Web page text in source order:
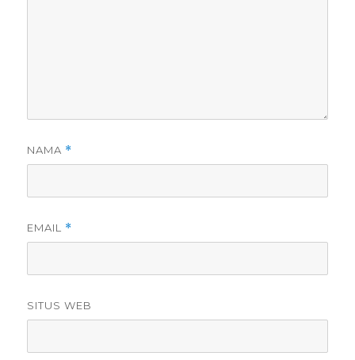
NAMA *
EMAIL *
SITUS WEB